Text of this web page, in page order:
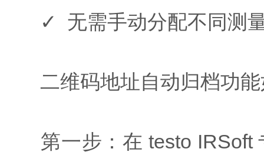
✓ 无需手动分配不同测量
二维码地址自动归档功能
第一步：在 testo IRSoft